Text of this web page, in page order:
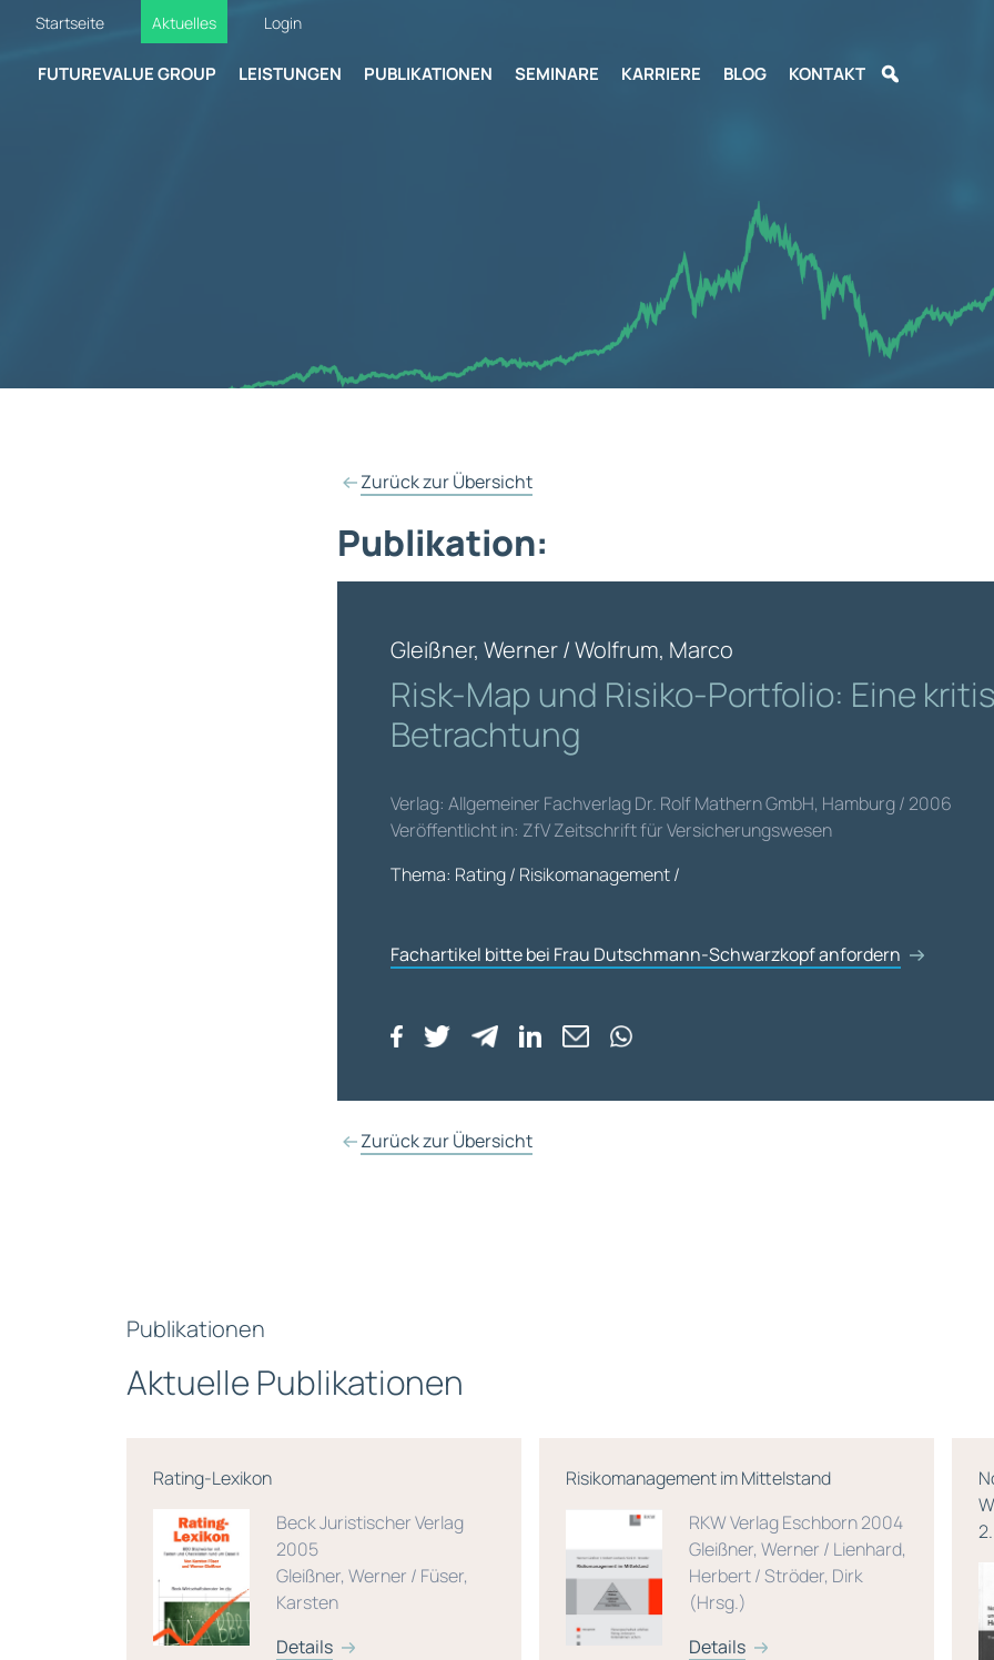
Startseite Aktuelles Login
FUTUREVALUE GROUP LEISTUNGEN PUBLIKATIONEN SEMINARE KARRIERE BLOG KONTAKT
Zurück zur Übersicht
Publikation:
Gleißner, Werner / Wolfrum, Marco
Risk-Map und Risiko-Portfolio: Eine
Betrachtung
Verlag: Allgemeiner Fachverlag Dr. Rolf Mathern GmbH, Hamburg / 2006
Veröffentlicht in: ZfV Zeitschrift für Versicherungswesen
Thema: Rating / Risikomanagement /
Fachartikel bitte bei Frau Dutschmann-Schwarzkopf anfordern
Zurück zur Übersicht
Publikationen
Aktuelle Publikationen
Rating-Lexikon
Beck Juristischer Verlag
2005
Gleißner, Werner / Füser,
Karsten
Details
Risikomanagement im Mittelstand
RKW Verlag Eschborn 2004
Gleißner, Werner / Lienhard,
Herbert / Ströder, Dirk
(Hrsg.)
Details